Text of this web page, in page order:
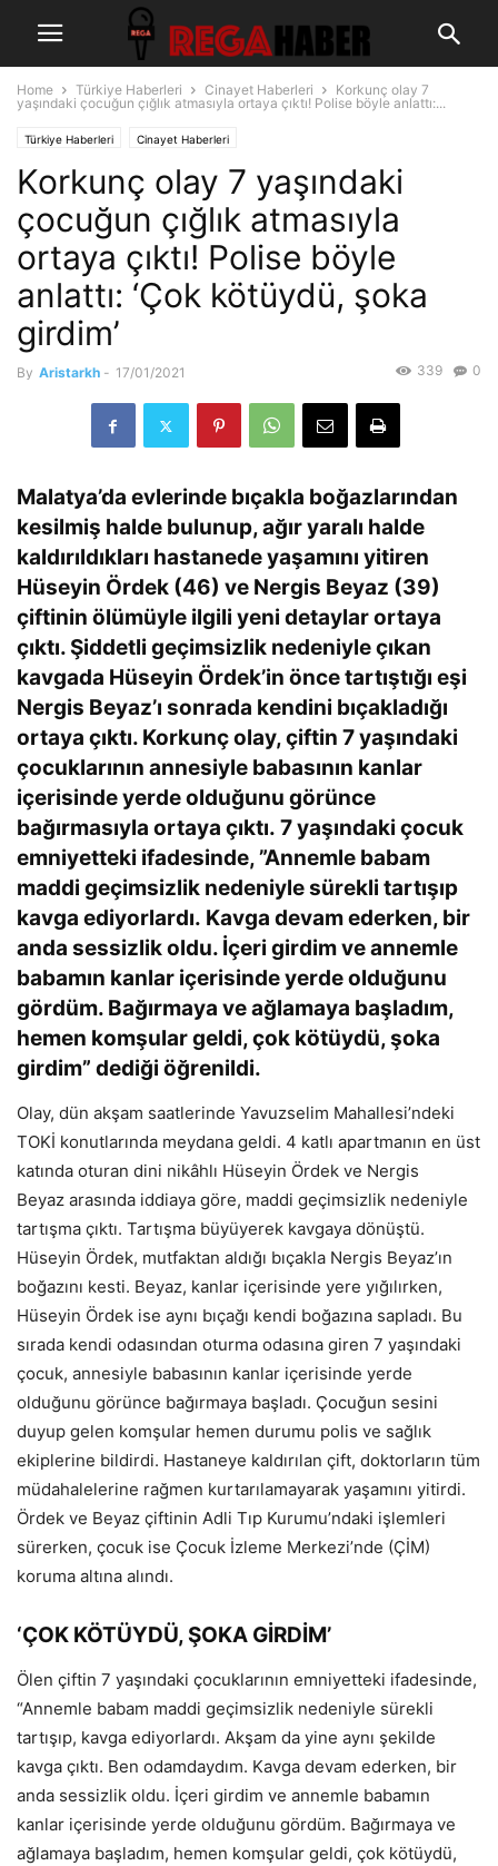
Home Türkiye Haberleri Cinayet Haberleri
Korkunç olay 7
yaşındaki çocuğun çığlık atmasıyla ortaya çıktı! Polise böyle anlattı:...
Türkiye Haberleri Cinayet Haberleri
Korkunç olay 7 yaşındaki
çocuğun çığlık atmasıyla
ortaya çıktı! Polise böyle
anlattı: ‘Çok kötüydü, şoka
girdim’
By Aristarkh - 17/01/2021 0
339
Malatya’da evlerinde bıçakla boğazlarından
kesilmiş halde bulunup, ağır yaralı halde
kaldırıldıkları hastanede yaşamını yitiren
Hüseyin Ördek (46) ve Nergis Beyaz (39)
çiftinin ölümüyle ilgili yeni detaylar ortaya
çıktı. Şiddetli geçimsizlik nedeniyle çıkan
kavgada Hüseyin Ördek’in önce tartıştığı eşi
Nergis Beyaz’ı sonrada kendini bıçakladığı
ortaya çıktı. Korkunç olay, çiftin 7 yaşındaki
çocuklarının annesiyle babasının kanlar
içerisinde yerde olduğunu görünce
bağırmasıyla ortaya çıktı. 7 yaşındaki çocuk
emniyetteki ifadesinde, ”Annemle babam
maddi geçimsizlik nedeniyle sürekli tartışıp
kavga ediyorlardı. Kavga devam ederken, bir
anda sessizlik oldu. İçeri girdim ve annemle
babamın kanlar içerisinde yerde olduğunu
gördüm. Bağırmaya ve ağlamaya başladım,
hemen komşular geldi, çok kötüydü, şoka
girdim” dediği öğrenildi.
Olay, dün akşam saatlerinde Yavuzselim Mahallesi’ndeki
TOKİ konutlarında meydana geldi. 4 katlı apartmanın en üst
katında oturan dini nikâhlı Hüseyin Ördek ve Nergis
Beyaz arasında iddiaya göre, maddi geçimsizlik nedeniyle
tartışma çıktı. Tartışma büyüyerek kavgaya dönüştü.
Hüseyin Ördek, mutfaktan aldığı bıçakla Nergis Beyaz’ın
boğazını kesti. Beyaz, kanlar içerisinde yere yığılırken,
Hüseyin Ördek ise aynı bıçağı kendi boğazına sapladı. Bu
sırada kendi odasından oturma odasına giren 7 yaşındaki
çocuk, annesiyle babasının kanlar içerisinde yerde
olduğunu görünce bağırmaya başladı. Çocuğun sesini
duyup gelen komşular hemen durumu polis ve sağlık
ekiplerine bildirdi. Hastaneye kaldırılan çift, doktorların tüm
müdahalelerine rağmen kurtarılamayarak yaşamını yitirdi.
Ördek ve Beyaz çiftinin Adli Tıp Kurumu’ndaki işlemleri
sürerken, çocuk ise Çocuk İzleme Merkezi’nde (ÇİM)
koruma altına alındı.
‘ÇOK KÖTÜYDÜ, ŞOKA GİRDİM’
Ölen çiftin 7 yaşındaki çocuklarının emniyetteki ifadesinde,
“Annemle babam maddi geçimsizlik nedeniyle sürekli
tartışıp, kavga ediyorlardı. Akşam da yine aynı şekilde
kavga çıktı. Ben odamdaydım. Kavga devam ederken, bir
anda sessizlik oldu. İçeri girdim ve annemle babamın
kanlar içerisinde yerde olduğunu gördüm. Bağırmaya ve
ağlamaya başladım, hemen komşular geldi, çok kötüydü,